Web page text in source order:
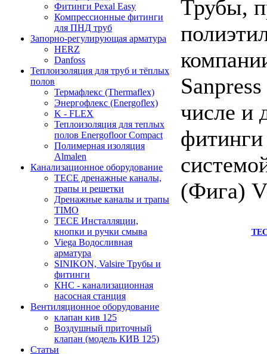
Фитинги Pexal Easy
Компрессионные фитинги
для ПНД труб
Запорно-регулирующая арматура
HERZ
Danfoss
Теплоизоляция для труб и тёплых
полов
Термафлекс (Thermaflex)
Энергофлекс (Energoflex)
K - FLEX
Теплоизоляция для теплых
полов Energofloor Compact
Полимерная изоляция
Almalen
Канализационное оборудование
TECE дренажные каналы,
трапы и решетки
Дренажные каналы и трапы
TIMO
TECE Инсталляции,
кнопки и ручки смыва
Viega Водосливная
арматура
SINIKON, Valsire Трубы и
фитинги
КНС - канализационная
насосная станция
Вентиляционное оборудование
клапан кив 125
Воздушный приточный
клапан (модель КИВ 125)
Статьи
Трубы,
числе и
фитинги
(Фига)